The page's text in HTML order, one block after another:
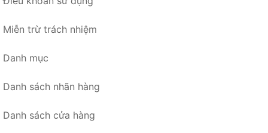
Miễn trừ trách nhiệm
Danh mục
Danh sách nhãn hàng
Danh sách cửa hàng